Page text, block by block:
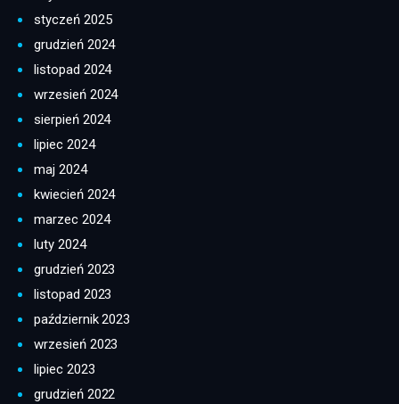
styczeń 2025
grudzień 2024
listopad 2024
wrzesień 2024
sierpień 2024
lipiec 2024
maj 2024
kwiecień 2024
marzec 2024
luty 2024
grudzień 2023
listopad 2023
październik 2023
wrzesień 2023
lipiec 2023
grudzień 2022